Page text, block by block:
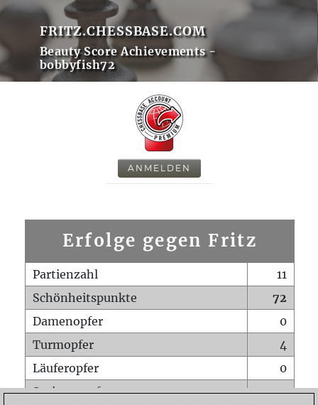
FRITZ.CHESSBASE.COM
Beauty Score Achievements -
bobbyfish72
ANMELDEN
Erfolge gegen Fritz
Partienzahl
11
Schönheitspunkte
72
Damenopfer
0
Turmopfer
4
Läuferopfer
0
Springeropfer
3